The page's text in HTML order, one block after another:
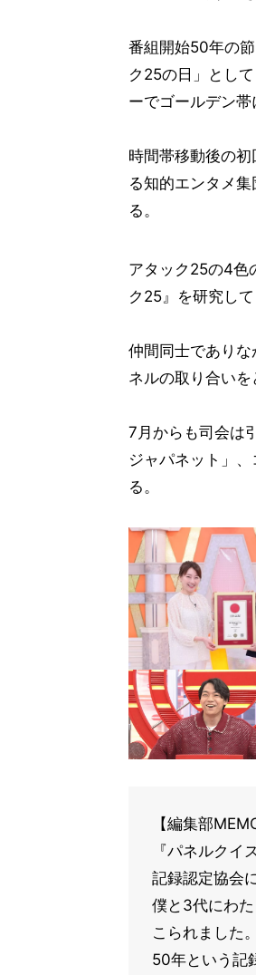
番組開始50年の
ク25の日」とし
ーでゴールデン帯
時間帯移動後の
る知的エンタメ
る。
アタック25の4色
ク25』を研究し
仲間同士であり
ネルの取り合いを
7月からも司会は
ジャパネット」
る。
【編集部
『パネルク
記録認定協会
僕と3代にわ
こられました
50年という記